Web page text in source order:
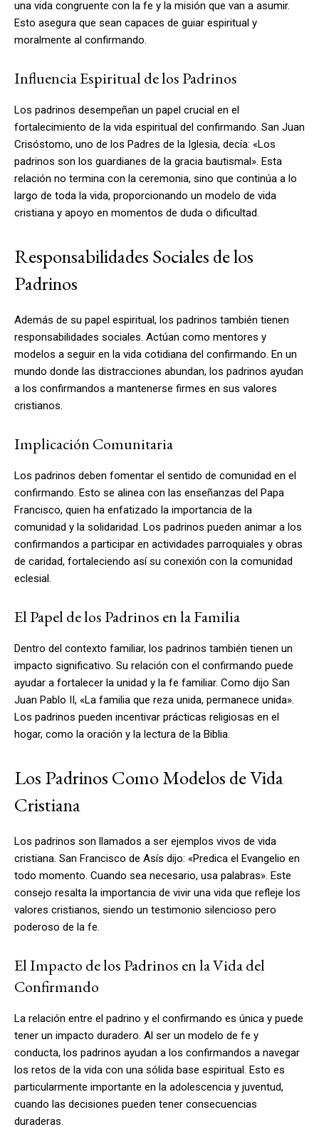
una vida congruente con la fe y la misión que van a asumir.
Esto asegura que sean capaces de guiar espiritual y
moralmente al confirmando.
Influencia Espiritual de los Padrinos
Los padrinos desempeñan un papel crucial en el
fortalecimiento de la vida espiritual del confirmando. San Juan
Crisóstomo, uno de los Padres de la Iglesia, decía: «Los
padrinos son los guardianes de la gracia bautismal». Esta
relación no termina con la ceremonia, sino que continúa a lo
largo de toda la vida, proporcionando un modelo de vida
cristiana y apoyo en momentos de duda o dificultad.
Responsabilidades Sociales de los
Padrinos
Además de su papel espiritual, los padrinos también tienen
responsabilidades sociales. Actúan como mentores y
modelos a seguir en la vida cotidiana del confirmando. En un
mundo donde las distracciones abundan, los padrinos ayudan
a los confirmandos a mantenerse firmes en sus valores
cristianos.
Implicación Comunitaria
Los padrinos deben fomentar el sentido de comunidad en el
confirmando. Esto se alinea con las enseñanzas del Papa
Francisco, quien ha enfatizado la importancia de la
comunidad y la solidaridad. Los padrinos pueden animar a los
confirmandos a participar en actividades parroquiales y obras
de caridad, fortaleciendo así su conexión con la comunidad
eclesial.
El Papel de los Padrinos en la Familia
Dentro del contexto familiar, los padrinos también tienen un
impacto significativo. Su relación con el confirmando puede
ayudar a fortalecer la unidad y la fe familiar. Como dijo San
Juan Pablo II, «La familia que reza unida, permanece unida».
Los padrinos pueden incentivar prácticas religiosas en el
hogar, como la oración y la lectura de la Biblia.
Los Padrinos Como Modelos de Vida
Cristiana
Los padrinos son llamados a ser ejemplos vivos de vida
cristiana. San Francisco de Asís dijo: «Predica el Evangelio en
todo momento. Cuando sea necesario, usa palabras». Este
consejo resalta la importancia de vivir una vida que refleje los
valores cristianos, siendo un testimonio silencioso pero
poderoso de la fe.
El Impacto de los Padrinos en la Vida del
Confirmando
La relación entre el padrino y el confirmando es única y puede
tener un impacto duradero. Al ser un modelo de fe y
conducta, los padrinos ayudan a los confirmandos a navegar
los retos de la vida con una sólida base espiritual. Esto es
particularmente importante en la adolescencia y juventud,
cuando las decisiones pueden tener consecuencias
duraderas.